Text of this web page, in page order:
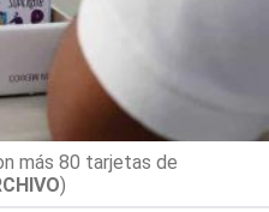
más 80 tarjetas de
)